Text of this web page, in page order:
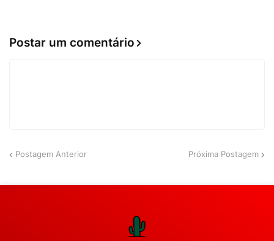
Postar um comentário
Postagem Anterior Próxima Postagem